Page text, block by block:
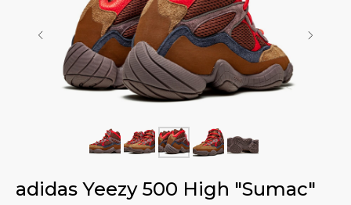
СКИДКА 7777₽ ПО ПРОМОКОДУ BLACKFRIDAY
adidas Yeezy 500 High "Sumac"